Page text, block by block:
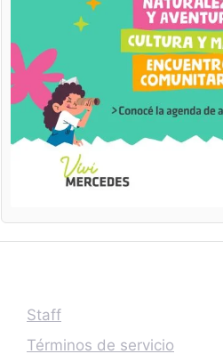
Staff
Términos de servicio